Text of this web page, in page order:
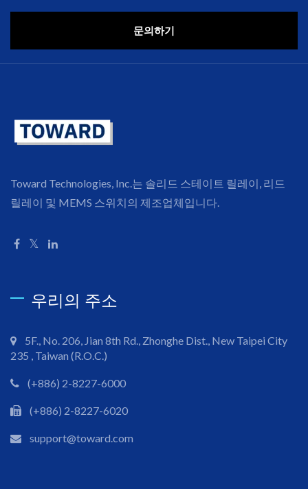
문의하기
Toward Technologies, Inc.는 솔리드 스테이트 릴레이, 리드
릴레이 및 MEMS 스위치의 제조업체입니다.
우리의 주소
5F., No. 206, Jian 8th Rd., Zhonghe Dist., New Taipei City
235 , Taiwan (R.O.C.)
(+886) 2-8227-6000
(+886) 2-8227-6020
support@toward.com